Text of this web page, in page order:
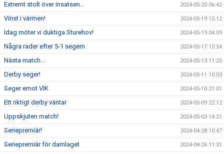
Extremt stolt över insatsen... 2024-05-20 06:42
Vinst i värmen! 2024-05-19 15:12
Idag möter vi duktiga Sturehov! 2024-05-19 04:09
Några rader efter 5-1 segern 2024-05-17 15:54
Nästa match... 2024-05-13 11:25
Derby seger! 2024-05-11 10:03
Seger emot VIK 2024-05-10 21:01
Ett riktigt derby väntar 2024-05-09 22:12
Uppskjuten match! 2024-05-03 14:21
Seriepremiär! 2024-04-28 10:47
Seriepremiär för damlaget 2024-04-26 11:31